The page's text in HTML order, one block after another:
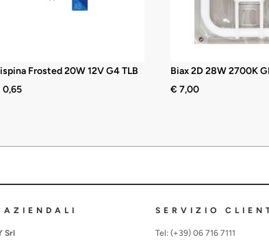
Frosted 20W 12V G4 TLB
0,65
Biax 2D 28W 2700K
€ 7,00
AZIENDALI
Srl
SERVIZIO
Tel: (+39) 06 716 7111